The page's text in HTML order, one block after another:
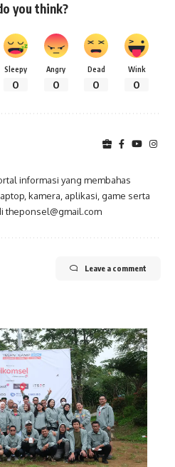
you think?
Sleepy
0
Angry
0
Dead
0
Wink
0
informasi yang membahas
kamera, aplikasi, game serta
theponsel@gmail.com
Leave a comment